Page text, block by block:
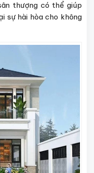
thượng có thể giúp
sự hài hòa cho không